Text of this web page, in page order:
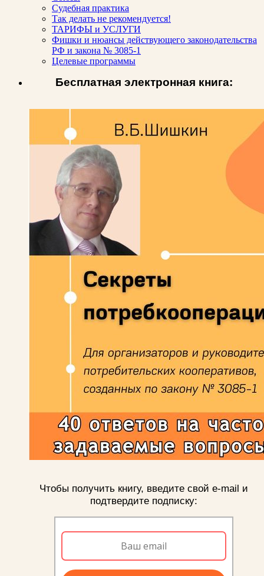
Судебная практика
Так делать не рекомендуется!
ТАРИФЫ и УСЛУГИ
Фишки и нюансы действующего законодательства
РФ и закона № 3085-1
Целевые программы
Бесплатная электронная книга:
Чтобы получить книгу, введите свой e-mail и
подтвердите подписку: